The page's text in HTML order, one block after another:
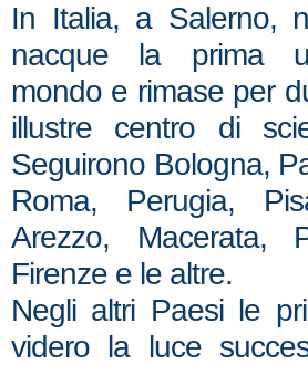
In Italia, a Salerno,
nacque la prima
mondo e rimase per
illustre centro di
Seguirono Bologna,
Roma, Perugia,
Arezzo, Macerata,
Firenze e le altre.
Negli altri Paesi le
videro la luce